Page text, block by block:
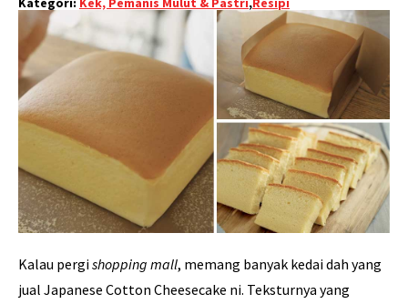
Kalau pergishopping mall, memang banyak kedai dah yang
jual Japanese Cotton Cheesecake ni. Teksturnya yang